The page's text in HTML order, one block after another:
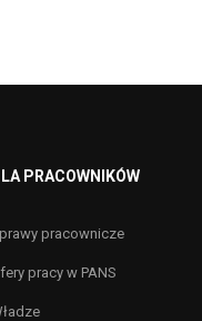
PRACOWNIKÓW
pracownicze
pracy w PANS